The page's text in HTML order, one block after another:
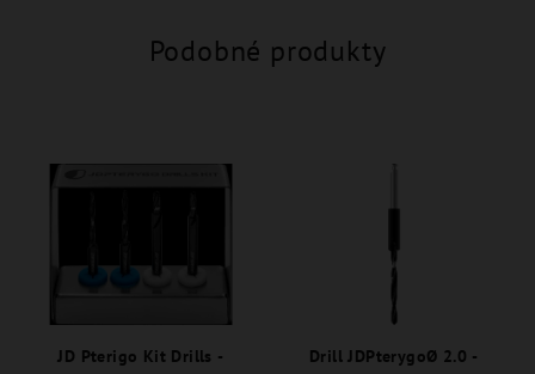
Podobné produkty
JD Pterigo Kit Drills -
Drill JDPterygoØ 2.0 -